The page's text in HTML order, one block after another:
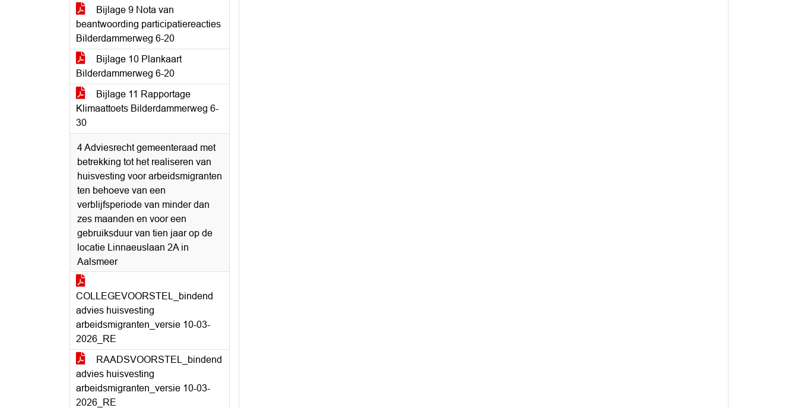
Bijlage 9 Nota van
beantwoording participatiereacties
Bilderdammerweg 6-20
Bijlage 10 Plankaart
Bilderdammerweg 6-20
Bijlage 11 Rapportage
Klimaattoets Bilderdammerweg 6-
30
4 Adviesrecht gemeenteraad met
betrekking tot het realiseren van
huisvesting voor arbeidsmigranten
ten behoeve van een
verblijfsperiode van minder dan
zes maanden en voor een
gebruiksduur van tien jaar op de
locatie Linnaeuslaan 2A in
Aalsmeer
COLLEGEVOORSTEL_bindend
advies huisvesting
arbeidsmigranten_versie 10-03-
2026_RE
RAADSVOORSTEL_bindend
advies huisvesting
arbeidsmigranten_versie 10-03-
2026_RE